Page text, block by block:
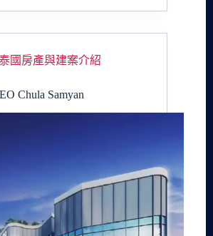
國房產與建案介紹
Chula Samyan